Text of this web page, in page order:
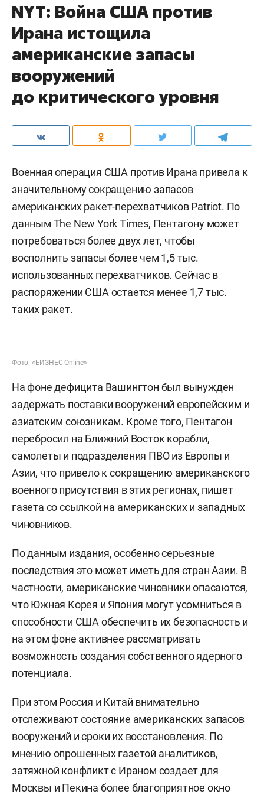
NYT: Война США против
Ирана истощила
американские запасы
вооружений
до критического уровня
Военная операция США против Ирана привела к
значительному сокращению запасов
американских ракет-перехватчиков Patriot. По
данным The New York Times, Пентагону может
потребоваться более двух лет, чтобы
восполнить запасы более чем 1,5 тыс.
использованных перехватчиков. Сейчас в
распоряжении США остается менее 1,7 тыс.
таких ракет.
Фото: «БИЗНЕС Online»
На фоне дефицита Вашингтон был вынужден
задержать поставки вооружений европейским и
азиатским союзникам. Кроме того, Пентагон
перебросил на Ближний Восток корабли,
самолеты и подразделения ПВО из Европы и
Азии, что привело к сокращению американского
военного присутствия в этих регионах, пишет
газета со ссылкой на американских и западных
По данным издания, особенно серьезные
последствия это может иметь для стран Азии. В
частности, американские чиновники опасаются,
что Южная Корея и Япония могут усомниться в
способности США обеспечить их безопасность и